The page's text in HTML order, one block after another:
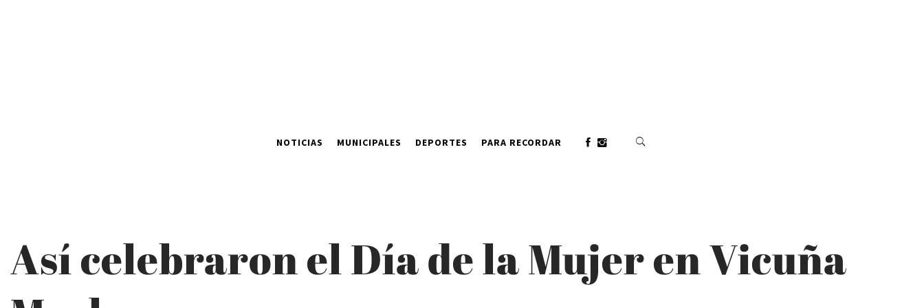
NOTICIAS MUNICIPALES DEPORTES PARA RECORDAR
Así celebraron el Día de la Mujer en Vicuña